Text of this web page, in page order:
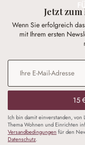
Jetzt
Wenn Sie erfolgreich
mit Ihrem ersten
E-Mail-Adresse
15
Ich bin damit einverstanden, von
Thema Wohnen und Einrichten
Versandbedingungen für den
Datenschutz.